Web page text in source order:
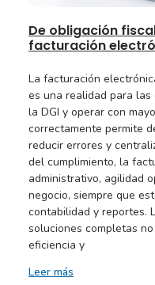
De obligación
facturación
La facturación
es una realidad para las
la DGI y operar con
correctamente permite
reducir errores y
del cumplimiento, la
administrativo, agilidad
negocio, siempre que
contabilidad y reportes.
soluciones completas
eficiencia y
Leer más